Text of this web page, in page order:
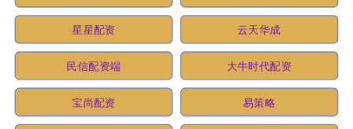
星星配资 云天华成
民信配资端 大牛时代配资
宝尚配资 易策略